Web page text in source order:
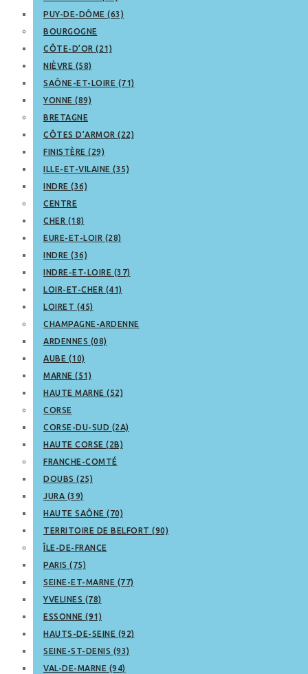
PUY-DE-DÔME (63)
BOURGOGNE
CÔTE-D’OR (21)
NIÈVRE (58)
SAÔNE-ET-LOIRE (71)
YONNE (89)
BRETAGNE
CÔTES D’ARMOR (22)
FINISTÈRE (29)
ILLE-ET-VILAINE (35)
INDRE (36)
CENTRE
CHER (18)
EURE-ET-LOIR (28)
INDRE (36)
INDRE-ET-LOIRE (37)
LOIR-ET-CHER (41)
LOIRET (45)
CHAMPAGNE-ARDENNE
ARDENNES (08)
AUBE (10)
MARNE (51)
HAUTE MARNE (52)
CORSE
CORSE-DU-SUD (2A)
HAUTE CORSE (2B)
FRANCHE-COMTÉ
DOUBS (25)
JURA (39)
HAUTE SAÔNE (70)
TERRITOIRE DE BELFORT (90)
ÎLE-DE-FRANCE
PARIS (75)
SEINE-ET-MARNE (77)
YVELINES (78)
ESSONNE (91)
HAUTS-DE-SEINE (92)
SEINE-ST-DENIS (93)
VAL-DE-MARNE (94)